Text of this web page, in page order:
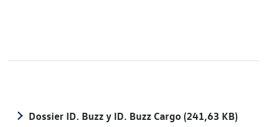
Dossier ID. Buzz y ID. Buzz Cargo (241,63 KB)